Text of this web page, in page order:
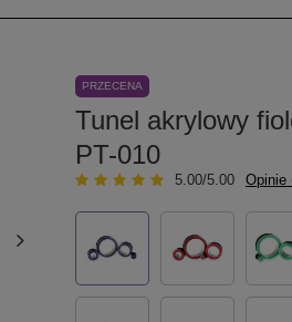
PRZECENA
Tunel akrylowy
PT-010
5.00/5.00 Opinie